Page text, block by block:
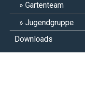
Gartenteam
Jugendgruppe
Downloads